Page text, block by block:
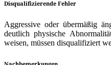
Disqualifizierende Fehler
Aggres­si­ve oder über­mä­ßig
deut­lich phy­si­sche
wei­sen, müs­sen dis­qua­li­fi­ziert